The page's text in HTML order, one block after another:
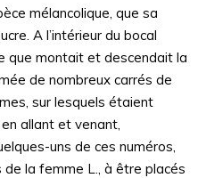
mélancolique, que sa
A l’intérieur du bocal
que montait et descendait la
de nombreux carrés de
sur lesquels étaient
allant et venant,
uns de ces numéros,
la femme L., à être placés